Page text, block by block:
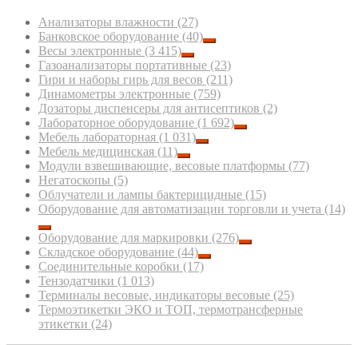
Анализаторы влажности (27)
Банковское оборудование (40)
Весы электронные (3 415)
Газоанализаторы портативные (23)
Гири и наборы гирь для весов (211)
Динамометры электронные (759)
Дозаторы диспенсеры для антисептиков (2)
Лабораторное оборудование (1 692)
Мебель лабораторная (1 031)
Мебель медицинская (11)
Модули взвешивающие, весовые платформы (77)
Негатоскопы (5)
Облучатели и лампы бактерицидные (15)
Оборудование для автоматизации торговли и учета (14)
Оборудование для маркировки (276)
Складское оборудование (44)
Соединительные коробки (17)
Тензодатчики (1 013)
Терминалы весовые, индикаторы весовые (25)
Термоэтикетки ЭКО и ТОП, термотрансферные
этикетки (24)